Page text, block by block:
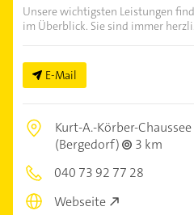
Unsere wichtigsten Leistungen
im Überblick. Sie sind immer herzli...
E-Mail
Kurt-A.-Körber-
(Bergedorf)
3 km
040 73 92 77 28
Webseite